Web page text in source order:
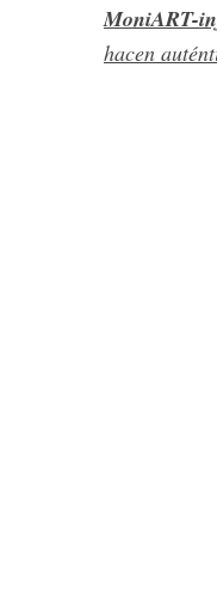
MoniART-
hacen